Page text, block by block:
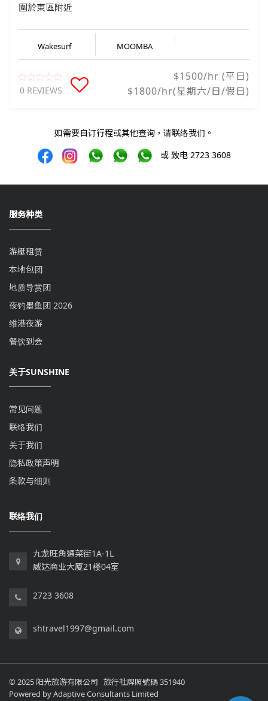
圍於東區附近
Wakesurf MOOMBA
0 REVIEWS
$1500/hr (平日)
$1800/hr(星期六/日/假日)
如需要自订行程或其他查询，请联络我们。
或 致电 2723 3608
服务种类
游艇租赁
本地包团
地质导赏团
夜钓墨鱼团 2026
维港夜游
餐饮到会
关于SUNSHINE
常见问题
联络我们
关于我们
隐私政策声明
条款与细则
联络我们
九龙旺角通菜街1A-1L
威达商业大厦21楼04室
2723 3608
shtravel1997@gmail.com
© 2025 阳光旅游有限公司 旅行社牌照號碼 351940
Powered byAdaptive Consultants Limited